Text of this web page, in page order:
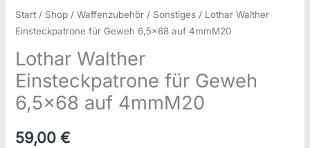
Start / Shop /Waffenzubehör / Sonstiges / Lothar Walther
Einsteckpatrone für Geweh 6,5×68 auf 4mmM20
Lothar Walther
Einsteckpatrone für Geweh
6,5×68 auf 4mmM20
59,00€